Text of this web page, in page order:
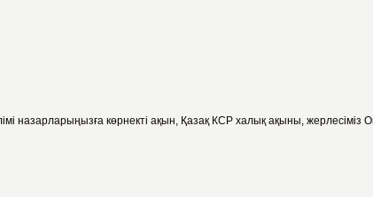
назарларыңызға көрнекті ақын, Қазақ КСР халық ақыны,